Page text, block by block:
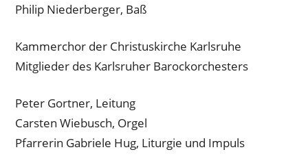
Philip Niederberger, Baß
Kammerchor der Christuskirche Karlsruhe
Mitglieder des Karlsruher Barockorchesters
Peter Gortner, Leitung
Carsten Wiebusch, Orgel
Pfarrerin Gabriele Hug, Liturgie und Impuls